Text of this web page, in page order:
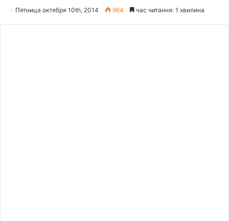
Пятница октября 10th, 2014 964 час читання: 1 хвилина